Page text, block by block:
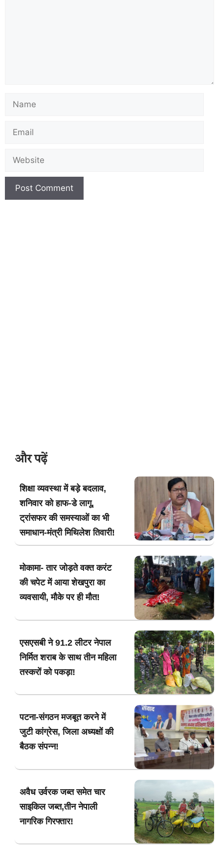
और पढ़ें
शिक्षा व्यवस्था में बड़े बदलाव,
शनिवार को हाफ-डे लागू,
ट्रांसफर की समस्याओं का भी
समाधान-मंत्री मिथिलेश तिवारी!
मोकामा- तार जोड़ते वक्त करंट
की चपेट में आया शेखपुरा का
व्यवसायी, मौके पर ही मौत!
एसएसबी ने 91.2 लीटर नेपाल
निर्मित शराब के साथ तीन महिला
तस्करों को पकड़ा!
पटना-संगठन मजबूत करने में
जुटी कांग्रेस, जिला अध्यक्षों की
बैठक संपन्न!
अवैध उर्वरक जब्त समेत चार
साइकिल जब्त,तीन नेपाली
नागरिक गिरफ्तार!